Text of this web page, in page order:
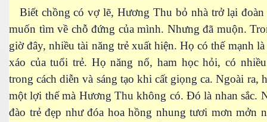
Biết chồng có vợ lẽ, Hương Thu bỏ nhà trở lại đoàn
muốn tìm về chỗ đứng của mình. Nhưng đã muộn.
giờ đây, nhiều tài năng trẻ xuất hiện. Họ có thế mạnh
xáo của tuổi trẻ. Họ năng nổ, ham học hỏi, có
trong cách diễn và sáng tạo khi cất giọng ca. Ngoài ra,
một lợi thế mà Hương Thu không có. Đó là nhan sắc.
đào trẻ đẹp như đóa hoa hồng nhung tươi mơn mởn